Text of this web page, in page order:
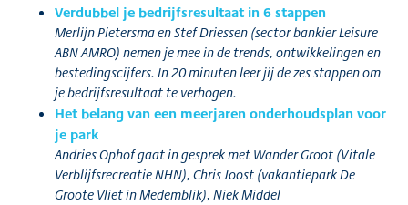
Verdubbel je bedrijfsresultaat in 6 stappen
Merlijn Pietersma en Stef Driessen (sector bankier Leisure
ABN AMRO) nemen je mee in de trends, ontwikkelingen en
bestedingscijfers. In 20 minuten leer jij de zes stappen om
je bedrijfsresultaat te verhogen.
Het belang van een meerjaren onderhoudsplan voor
je park
Andries Ophof gaat in gesprek met Wander Groot (Vitale
Verblijfsrecreatie NHN), Chris Joost (vakantiepark De
Groote Vliet in Medemblik), Niek Middel